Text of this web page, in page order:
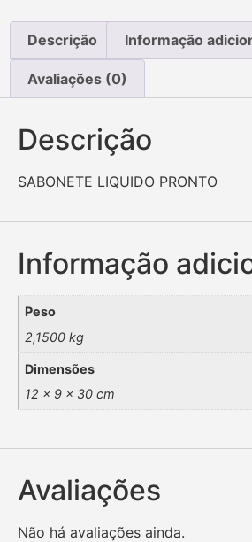
Descrição Informação
Avaliações (0)
Descrição
SABONETE LIQUIDO PRONTO
Informação
Peso
2,1500 kg
Dimensões
12 × 9 × 30 cm
Avaliações
Não há avaliações ainda.